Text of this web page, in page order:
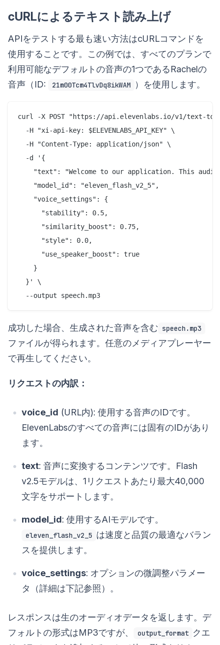
cURLによるテキスト読み上げ
APIをテストする最も速い方法はcURLコマンドを
使用することです。この例では、すべてのプランで
利用可能なデフォルトの音声の1つであるRachelの
音声（ID:
21m00Tcm4TlvDq8ikWAM ）を使用します。
curl -X POST "https://api.elevenlabs.io/v1/text-to-
  -H "xi-api-key: $ELEVENLABS_API_KEY" \
  -H "Content-Type: application/json" \
  -d '{
"text": "Welcome to our application. This
    "model_id": "eleven_flash_v2_5",
    "voice_settings": {
      "stability": 0.5,
      "similarity_boost": 0.75,
      "style": 0.0,
      "use_speaker_boost": true
    }
  }' \
成功した場合、生成された音声を含む speech.mp3
ファイルが得られます。任意のメディアプレーヤー
で再生してください。
リクエストの内訳：
voice_id (URL内): 使用する音声のIDです。
ElevenLabsのすべての音声には固有のIDがあり
ます。
text: 音声に変換するコンテンツです。Flash
v2.5モデルは、1リクエストあたり最大40,000
文字をサポートします。
model_id: 使用するAIモデルです。
eleven_flash_v2_5 は速度と品質の最適なバラン
スを提供します。
voice_settings: オプションの微調整パラメー
タ（詳細は下記参照）。
レスポンスは生のオーディオデータを返します。デ
フォルトの形式はMP3ですが、
output_format クエ